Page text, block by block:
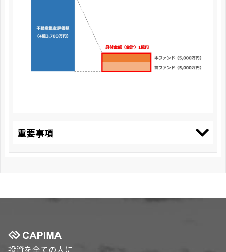
重要事項
投資を全ての人に